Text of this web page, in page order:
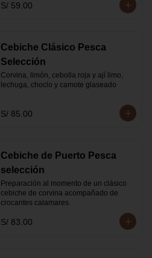
S/ 59.00
Cebiche Clásico Pesca
Selección
Corvina, limón, cebolla roja y ají limo,
lechuga, choclo y camote glaseado
S/ 85.00
Cebiche de Puerto Pesca
selección
Preparación al momento de un clásico
cebiche de corvina acompañado de
crocantes calamares.
S/ 83.00